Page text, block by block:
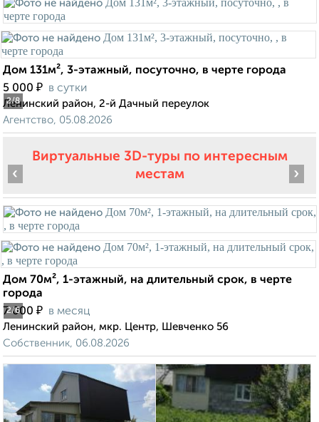
2/8
Дом 131м², 3-этажный, посуточно, в черте города
5 000 ₽ в сутки
Ленинский район, 2-й Дачный переулок
Агентство, 05.08.2026
Виртуальные 3D-туры по интересным
местам
2/6
‹ ›
Дом 70м², 1-этажный, на длительный срок, в черте
города
7 000 ₽ в месяц
Ленинский район, мкр. Центр, Шевченко 56
Собственник, 06.08.2026